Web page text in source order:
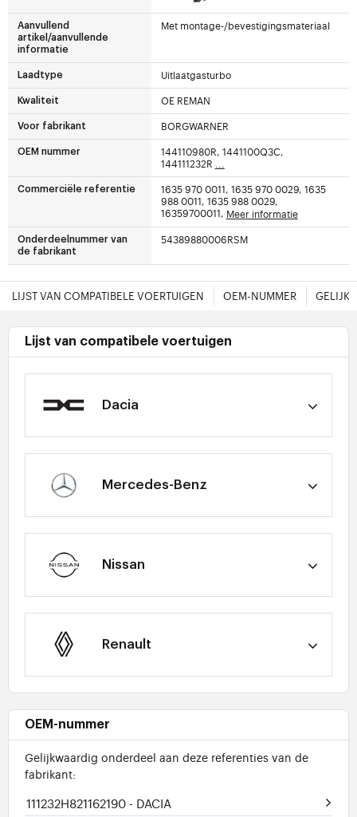
Aanvullend
artikel/aanvullende
informatie
Met montage-/bevestigingsmateriaal
Laadtype Uitlaatgasturbo
Kwaliteit OE REMAN
Voor fabrikant BORGWARNER
OEM nummer
144110980R, 1441100Q3C,
144111232R
Commerciële referentie
1635 970 0011, 1635 970 0029, 1635
988 0011, 1635 988 0029,
16359700011, Meer informatie
Onderdeelnummer van
de fabrikant
54389880006RSM
LIJST VAN COMPATIBELE VOERTUIGEN OEM-NUMMER
Lijst van compatibele voertuigen
Dacia
Mercedes-Benz
Nissan
Renault
OEM-nummer
Gelijkwaardig onderdeel aan deze referenties van de
fabrikant:
111232H821162190 - DACIA